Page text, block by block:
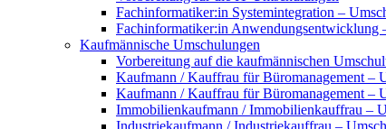
Fachinformatiker:in Systemintegration –
Fachinformatiker:in
Kaufmännische Umschulungen
Vorbereitung auf die kaufmännischen
Kaufmann / Kauffrau für Büromanagement –
Kaufmann / Kauffrau für Büromanagement –
Immobilienkaufmann / Immobilienkauffrau –
Industriekaufmann / Industriekauffrau –